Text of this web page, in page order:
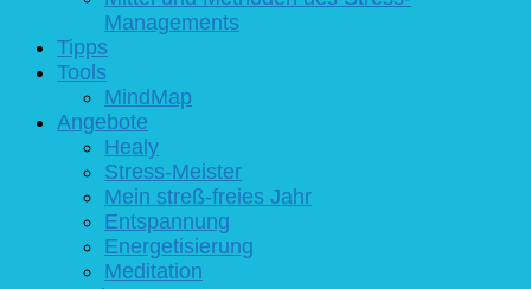
Managements
Tipps
Tools
MindMap
Angebote
Healy
Stress-Meister
Mein streß-freies Jahr
Entspannung
Energetisierung
Meditation